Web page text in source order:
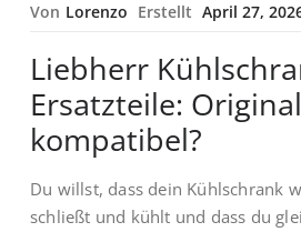
Von Lorenzo Erstellt April 27,
Liebherr
Ersatzteile:
kompatibel?
Du willst, dass dein Kühlschrank
schließt und kühlt und dass du